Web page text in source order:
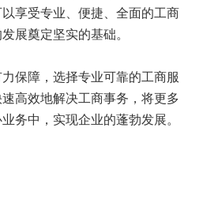
享受专业、便捷、全面的工商
展奠定坚实的基础。
保障，选择专业可靠的工商服
高效地解决工商事务，将更多
务中，实现企业的蓬勃发展。